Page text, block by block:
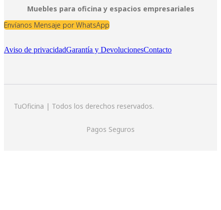
Muebles para oficina y espacios empresariales
Envíanos Mensaje por WhatsApp
Aviso de privacidadGarantía y DevolucionesContacto
TuOficina | Todos los derechos reservados.
Pagos Seguros